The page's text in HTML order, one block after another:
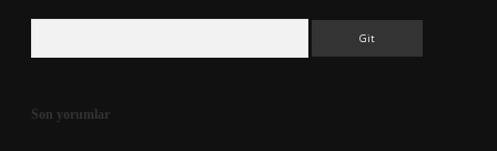
Son yorumlar